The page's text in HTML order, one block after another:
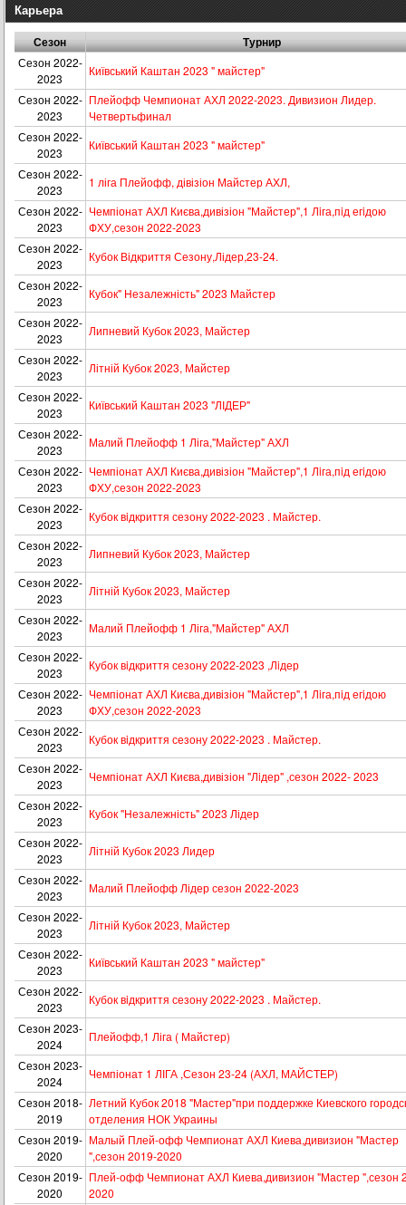
Карьера
Сезон Турнир
Сезон 2022-
2023
Київський Каштан 2023 " майстер"
Сезон 2022-
2023
Плейофф Чемпионат АХЛ 2022-2023. Дивизион Лидер.
Четвертьфинал
Сезон 2022-
2023
Київський Каштан 2023 " майстер"
Сезон 2022-
2023
1 ліга Плейофф, дівізіон Майстер АХЛ,
Сезон 2022-
2023
Чемпіонат АХЛ Києва,дивізіон "Майстер",1 Лiга,пiд егiдою
ФХУ,сезон 2022-2023
Сезон 2022-
2023
Кубок Відкриття Сезону,Лідер,23-24.
Сезон 2022-
2023
Кубок" Незалежність" 2023 Майстер
Сезон 2022-
2023
Липневий Кубок 2023, Майстер
Сезон 2022-
2023
Літній Кубок 2023, Майстер
Сезон 2022-
2023
Київський Каштан 2023 "ЛІДЕР"
Сезон 2022-
2023
Малий Плейофф 1 Ліга,"Майстер" АХЛ
Сезон 2022-
2023
Чемпіонат АХЛ Києва,дивізіон "Майстер",1 Лiга,пiд егiдою
ФХУ,сезон 2022-2023
Сезон 2022-
2023
Кубок вiдкриття сезону 2022-2023 . Майстер.
Сезон 2022-
2023
Липневий Кубок 2023, Майстер
Сезон 2022-
2023
Літній Кубок 2023, Майстер
Сезон 2022-
2023
Малий Плейофф 1 Ліга,"Майстер" АХЛ
Сезон 2022-
2023
Кубок вiдкриття сезону 2022-2023 ,Лiдер
Сезон 2022-
2023
Чемпіонат АХЛ Києва,дивізіон "Майстер",1 Лiга,пiд егiдою
ФХУ,сезон 2022-2023
Сезон 2022-
2023
Кубок вiдкриття сезону 2022-2023 . Майстер.
Сезон 2022-
2023
Чемпіонат АХЛ Києва,дивізіон "Лiдер" ,сезон 2022- 2023
Сезон 2022-
2023
Кубок "Незалежність" 2023 Лідер
Сезон 2022-
2023
Літній Кубок 2023 Лидер
Сезон 2022-
2023
Малий Плейофф Лідер сезон 2022-2023
Сезон 2022-
2023
Літній Кубок 2023, Майстер
Сезон 2022-
2023
Київський Каштан 2023 " майстер"
Сезон 2022-
2023
Кубок вiдкриття сезону 2022-2023 . Майстер.
Сезон 2023-
2024
Плейофф,1 Ліга ( Майстер)
Сезон 2023-
2024
Чемпіонат 1 ЛІГА ,Сезон 23-24 (АХЛ, МАЙСТЕР)
Сезон 2018-
2019
Летний Кубок 2018 "Мастер"при поддержке Киевского
отделения НОК Украины
Сезон 2019-
2020
Малый Плей-офф Чемпионат АХЛ Киева,дивизион "Мастер
",сезон 2019-2020
Сезон 2019-
2020
Плей-офф Чемпионат АХЛ Киева,дивизион "Мастер ",сезон
2020